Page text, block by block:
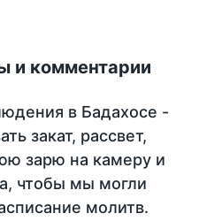
и комментарии
в Бадахосе -
закат, рассвет,
зарю на камеру и
чтобы мы могли
молитв.